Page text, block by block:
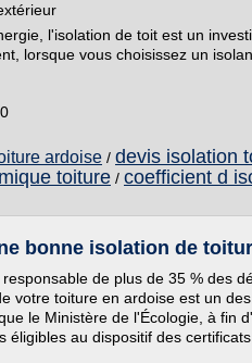
l'isolation de toit est un
lorsque vous choisissez un
ardoise / devis isolation
toiture / coefficient d
bonne isolation de
de plus de 35 % des
votre toiture en ardoise est un
le Ministère de l'Écologie, à fin
éligibles au dispositif des